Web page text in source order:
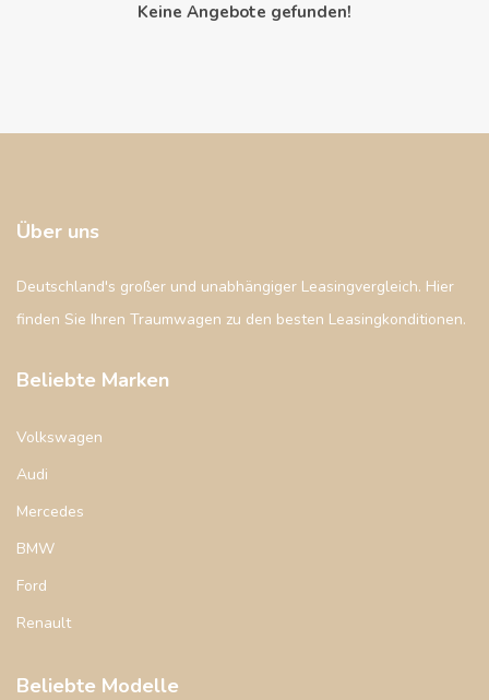
Keine Angebote gefunden!
Über uns
Deutschland's großer und unabhängiger Leasingvergleich. Hier
finden Sie Ihren Traumwagen zu den besten Leasingkonditionen.
Beliebte Marken
Volkswagen
Audi
Mercedes
BMW
Ford
Renault
Beliebte Modelle